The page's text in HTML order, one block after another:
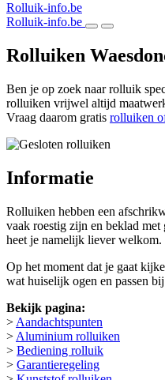
Rolluik-info.be
Rolluik-info.be
Rolluiken
Ben je op zoek naar rolluik
rolluiken vrijwel altijd
Vraag daarom gratis rolluiken
Informatie
Rolluiken hebben een
vaak roestig zijn en beklad
heet je namelijk liever welkom.
Op het moment dat je gaat
wat huiselijk ogen en passen
Bekijk pagina:
> Aandachtspunten
> Aluminium rolluiken
> Bediening rolluik
> Garantieregeling